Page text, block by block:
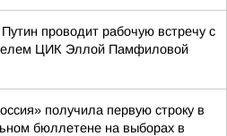
проводит рабочую встречу с
ЦИК Эллой Памфиловой
получила первую строку в
бюллетене на выборах в